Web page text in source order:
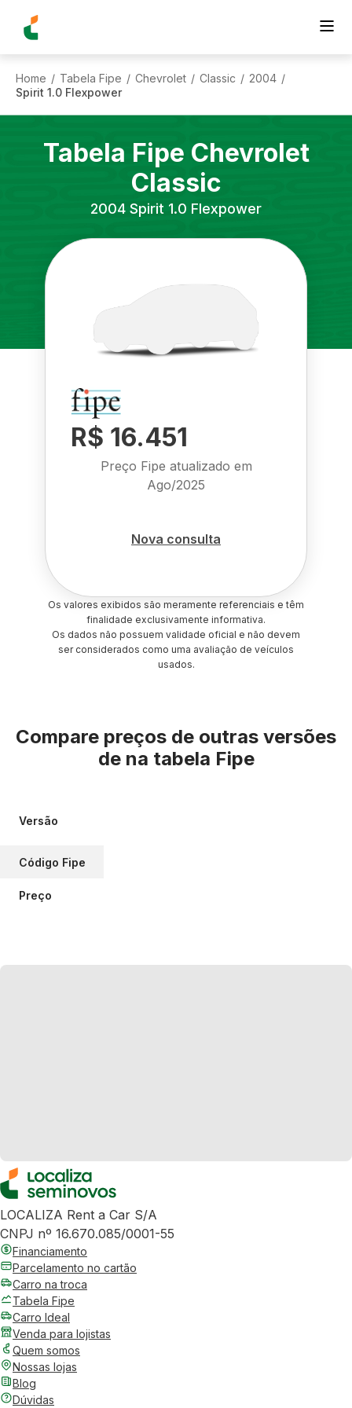
Home / Tabela Fipe / Chevrolet / Classic / 2004 /
Spirit 1.0 Flexpower
Tabela Fipe Chevrolet
Classic
2004 Spirit 1.0 Flexpower
R$ 16.451
Preço Fipe atualizado em
Ago/2025
Nova consulta
Os valores exibidos são meramente referenciais e têm
finalidade exclusivamente informativa.
Os dados não possuem validade oficial e não devem
ser considerados como uma avaliação de veículos
usados.
Compare preços de outras versões
de na tabela Fipe
Versão
Código Fipe
Preço
LOCALIZA Rent a Car S/A
CNPJ nº 16.670.085/0001-55
Financiamento
Parcelamento no cartão
Carro na troca
Tabela Fipe
Carro Ideal
Venda para lojistas
Quem somos
Nossas lojas
Blog
Dúvidas